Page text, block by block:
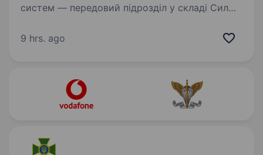
систем — передовий підрозділ у складі Сил
на застосуванні дронів для розвідки,
9 hrs. ago